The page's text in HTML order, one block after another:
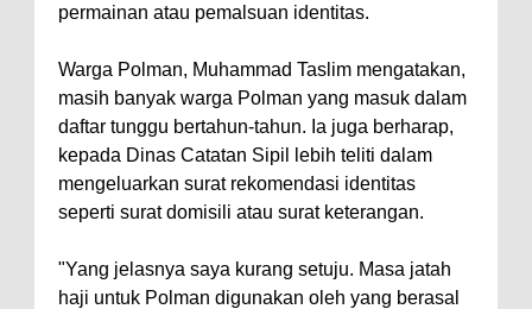
permainan atau pemalsuan identitas.
Warga Polman, Muhammad Taslim mengatakan,
masih banyak warga Polman yang masuk dalam
daftar tunggu bertahun-tahun. Ia juga berharap,
kepada Dinas Catatan Sipil lebih teliti dalam
mengeluarkan surat rekomendasi identitas
seperti surat domisili atau surat keterangan.
"Yang jelasnya saya kurang setuju. Masa jatah
haji untuk Polman digunakan oleh yang berasal